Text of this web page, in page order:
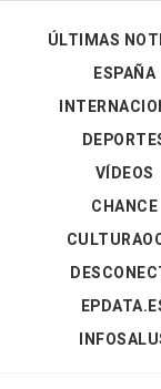
ÚLTIMAS
ESPAÑA
VÍDEOS
CHANCE